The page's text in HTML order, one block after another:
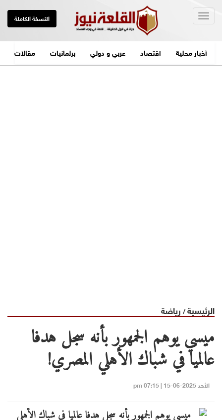
النسخة الكاملة
أخبار محلية اقتصاد عربي و دولي برلمانيات مقالات
الرئيسية/ رياضة
ميسي يوهم الجمهور بأنه سجل هدفا
عالميا في شباك الأهلي المصري!
الأحد 2025-06-15 | 07:15 pm